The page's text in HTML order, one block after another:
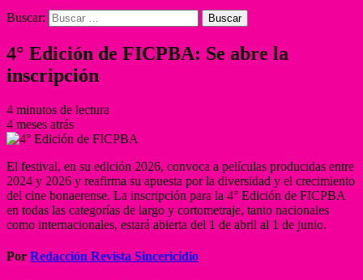
Buscar:
4° Edición de FICPBA: Se abre la
inscripción
4 minutos de lectura
4 meses atrás
El festival, en su edición 2026, convoca a películas producidas entre
2024 y 2026 y reafirma su apuesta por la diversidad y el crecimiento
del cine bonaerense. La inscripción para la 4° Edición de FICPBA
en todas las categorías de largo y cortometraje, tanto nacionales
como internacionales, estará abierta del 1 de abril al 1 de junio.
Por Redacción Revista Sincericidio